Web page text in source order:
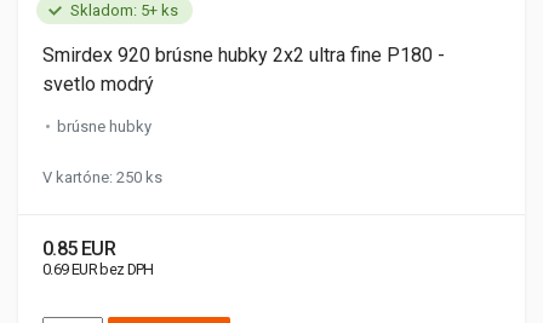
Skladom: 5+ ks
Smirdex 920 brúsne hubky 2x2 ultra fine P180 -
svetlo modrý
brúsne hubky
V kartóne: 250 ks
0.85 EUR
0.69 EUR bez DPH